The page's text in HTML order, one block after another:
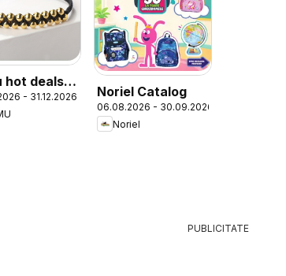
hot deals –
- 31.12.2026
Noriel Catalog
06.08.2026 - 30.09.2026
Noriel
PUBLICITATE